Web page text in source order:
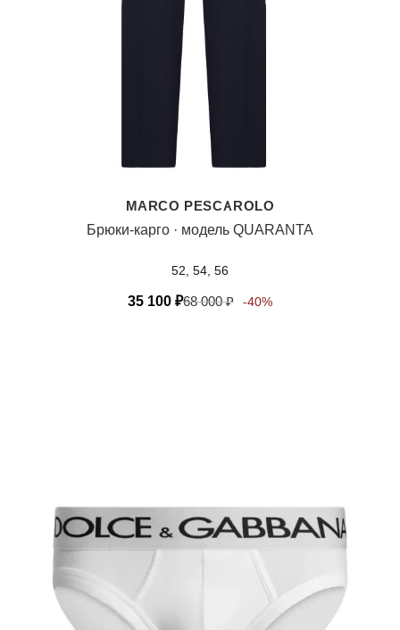
MARCO PESCAROLO
Брюки-карго · модель QUARANTA
52, 54, 56
35 100 ₽68 000₽ -40%